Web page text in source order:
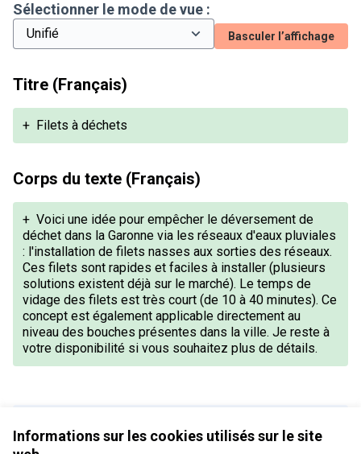
Informations sur les cookies utilisés sur le site
Sélectionner le mode de vue :
Basculer l’affichage
Titre (Français)
+ Filets à déchets
Corps du texte (Français)
+ Voici une idée pour empêcher le déversement de
déchet dans la Garonne via les réseaux d'eaux pluviales
: l'installation de filets nasses aux sorties des réseaux.
Ces filets sont rapides et faciles à installer (plusieurs
solutions existent déjà sur le marché). Le temps de
vidage des filets est très court (de 10 à 40 minutes). Ce
concept est également applicable directement au
niveau des bouches présentes dans la ville. Je reste à
votre disponibilité si vous souhaitez plus de détails.